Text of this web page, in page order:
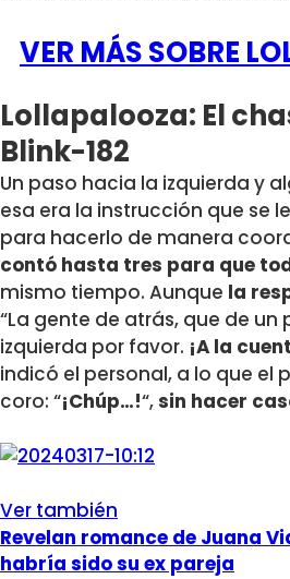
VER MÁS SOBRE
Lollapalooza: El
Blink-182
Un paso hacia la izquierda y
esa era la instrucción que se
para hacerlo de manera
contó hasta tres para que
mismo tiempo. Aunque la
“La gente de atrás, que de un
izquierda por favor. ¡A la
indicó el personal, a lo que el
coro: “¡Chúp…!“,sin hacer
Ver también
Revelan romance de Juana
habría sido su ex pareja